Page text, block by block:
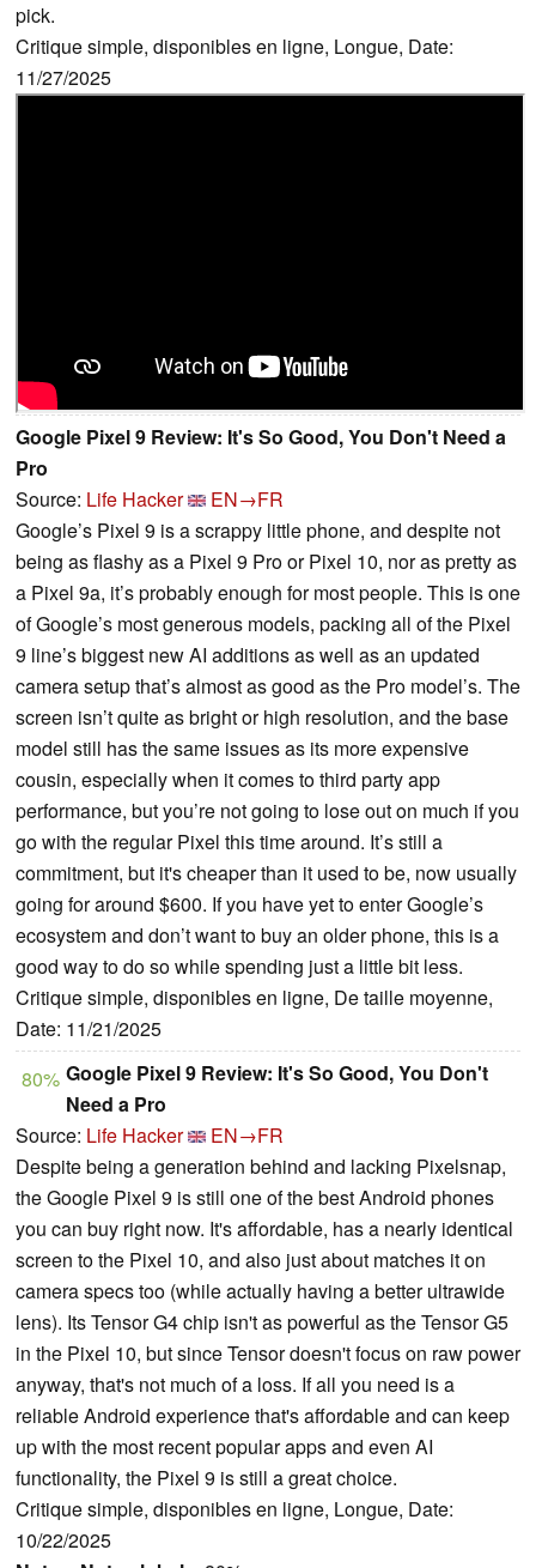
pick.
Critique simple, disponibles en ligne, Longue, Date:
11/27/2025
Google Pixel 9 Review: It's So Good, You Don't Need a
Pro
Source: Life Hacker
EN→FR
Google’s Pixel 9 is a scrappy little phone, and despite not
being as flashy as a Pixel 9 Pro or Pixel 10, nor as pretty as
a Pixel 9a, it’s probably enough for most people. This is one
of Google’s most generous models, packing all of the Pixel
9 line’s biggest new AI additions as well as an updated
camera setup that’s almost as good as the Pro model’s. The
screen isn’t quite as bright or high resolution, and the base
model still has the same issues as its more expensive
cousin, especially when it comes to third party app
performance, but you’re not going to lose out on much if you
go with the regular Pixel this time around. It’s still a
commitment, but it's cheaper than it used to be, now usually
going for around $600. If you have yet to enter Google’s
ecosystem and don’t want to buy an older phone, this is a
good way to do so while spending just a little bit less.
Critique simple, disponibles en ligne, De taille moyenne,
Date: 11/21/2025
80% Google Pixel 9 Review: It's So Good, You Don't
Need a Pro
Source: Life Hacker
EN→FR
Despite being a generation behind and lacking Pixelsnap,
the Google Pixel 9 is still one of the best Android phones
you can buy right now. It's affordable, has a nearly identical
screen to the Pixel 10, and also just about matches it on
camera specs too (while actually having a better ultrawide
lens). Its Tensor G4 chip isn't as powerful as the Tensor G5
in the Pixel 10, but since Tensor doesn't focus on raw power
anyway, that's not much of a loss. If all you need is a
reliable Android experience that's affordable and can keep
up with the most recent popular apps and even AI
functionality, the Pixel 9 is still a great choice.
Critique simple, disponibles en ligne, Longue, Date:
10/22/2025